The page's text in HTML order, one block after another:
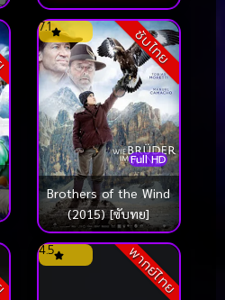
บินทะลุเหล็ก (1991)
ซับไทย
Full HD
7.1
Brothers of the Wind
(2015) [ซับทย]
พากย์ไทย
4.5